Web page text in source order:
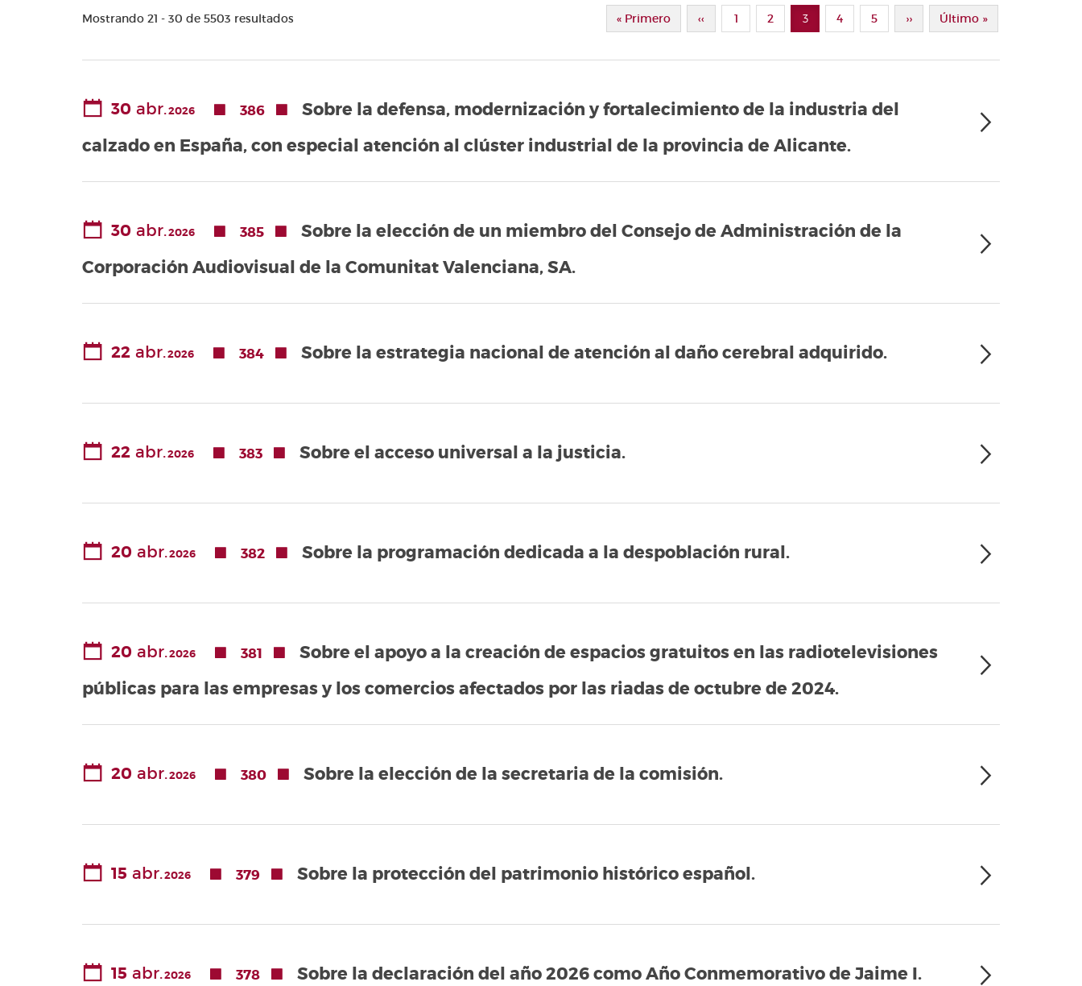
Valencianes
y venta
Mostrando 21 - 30 de 5503 resultados Primera Página
« Primero Página Anterior
‹‹ Page
1 Page
2 Página actual
3 Page
4 Page
5 Siguiente Página
›› Última Página
Último »
30 abr.2026 386
Sobre la defensa, modernización y fortalecimiento de la industria del
calzado en España, con especial atención al clúster industrial de la provincia de Alicante.
30 abr.2026 385
Sobre la elección de un miembro del Consejo de Administración de la
Corporación Audiovisual de la Comunitat Valenciana, SA.
22 abr.2026 384 Sobre la estrategia nacional de atención al daño cerebral adquirido.
22 abr.2026 383 Sobre el acceso universal a la justicia.
20 abr.2026 382 Sobre la programación dedicada a la despoblación rural.
20 abr.2026 381
Sobre el apoyo a la creación de espacios gratuitos en las radiotelevisiones
públicas para las empresas y los comercios afectados por las riadas de octubre de 2024.
20 abr.2026 380 Sobre la elección de la secretaria de la comisión.
15 abr.2026 379 Sobre la protección del patrimonio histórico español.
15 abr.2026 378 Sobre la declaración del año 2026 como Año Conmemorativo de Jaime I.